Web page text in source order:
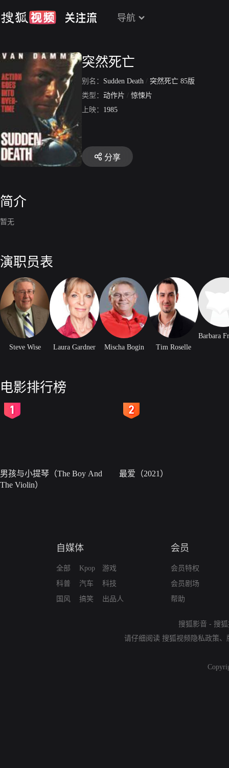
导航
突然死亡
别名： Sudden Death / 突然死亡 85版
类型： 动作片 / 惊悚片
上映： 1985
分享
简介
暂无
演职员表
Steve Wise Laura Gardner Mischa Bogin Tim Roselle
电影排行榜
男孩与小提琴（The Boy And
The Violin）
最爱（2021）
自媒体
全部
科普
国风
Kpop
汽车
搞笑
游戏
科技
出品人
会员
会员特权
会员剧场
帮助
搜狐影音 - 搜
请仔细阅读 搜狐视频隐私政策、